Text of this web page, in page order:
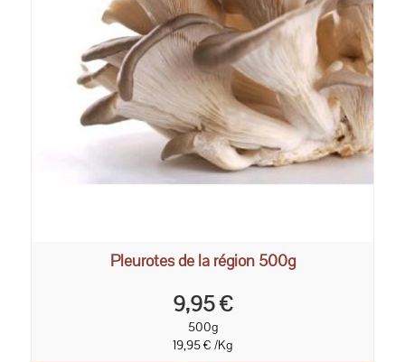
Pleurotes de la région 500g
9,95 €
500g
19,95 € /Kg